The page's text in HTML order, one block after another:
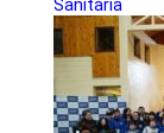
Sanitaria